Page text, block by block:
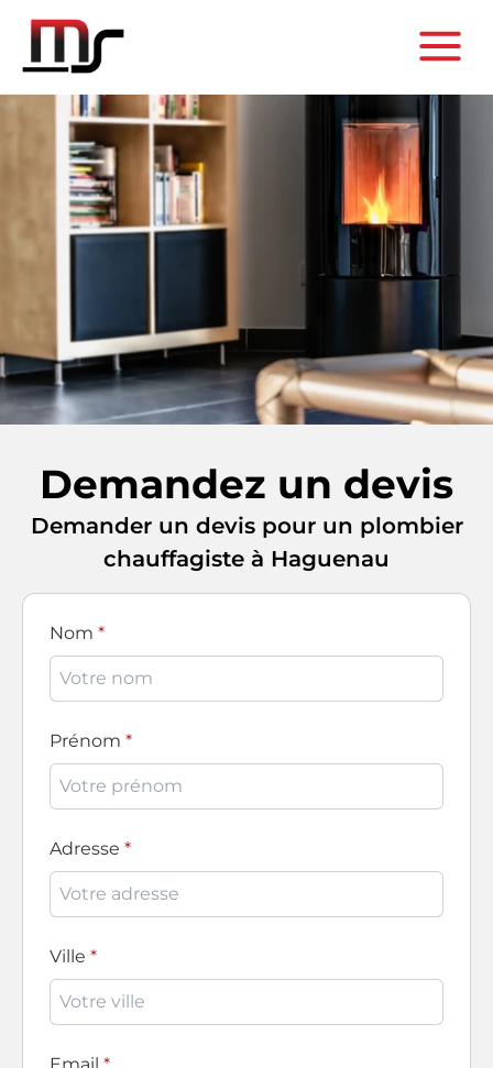
Demander un devis pour un plombier
chauffagiste à Haguenau
Demandez un devis
Nom
Prénom
Adresse
Ville